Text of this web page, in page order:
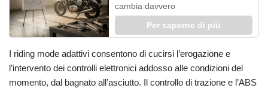
cambia davvero
Per saperne di più
I riding mode adattivi consentono di cucirsi l’erogazione e
l’intervento dei controlli elettronici addosso alle condizioni del
momento, dal bagnato all’asciutto. Il controllo di trazione e l’ABS